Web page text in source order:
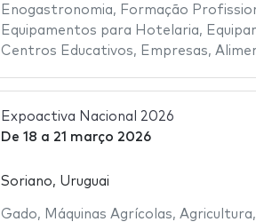
Enogastronomia, Formação
Equipamentos para Hotelaria,
Centros Educativos, Empresas,
Expoactiva Nacional 2026
De 18 a 21 março 2026
Soriano, Uruguai
Gado, Máquinas Agrícolas, Agricultura,